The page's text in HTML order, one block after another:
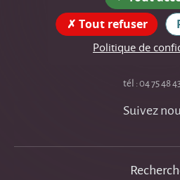
de la
22 place de
38680 Saint-Just-
tél : 04 75 48
Suivez
Tout refuser
Politique de